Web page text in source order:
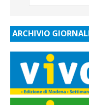
ARCHIVIO